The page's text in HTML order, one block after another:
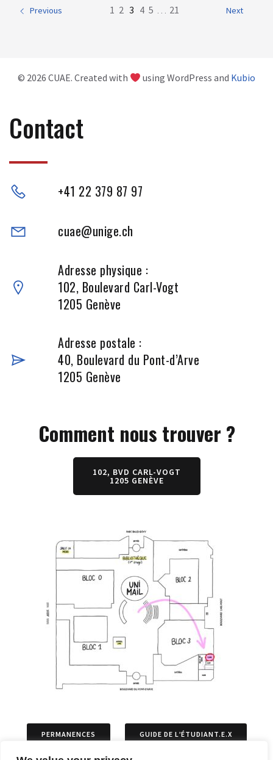
Previous 1 2 3 4 5 … 21 Next
© 2026 CUAE. Created with using WordPress and Kubio
Contact
+41 22 379 87 97
cuae@unige.ch
Adresse physique :
102, Boulevard Carl-Vogt
1205 Genève
Adresse postale :
40, Boulevard du Pont-d’Arve
1205 Genève
Comment nous trouver ?
102, BVD CARL-VOGT
1205 GENÈVE
PERMANENCES GUIDE DE L’ÉTUDIANT.E.X